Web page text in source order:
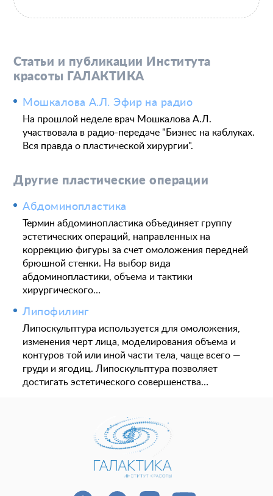
Статьи и публикации Института
красоты ГАЛАКТИКА
Мошкалова А.Л. Эфир на радио
На прошлой неделе врач Мошкалова А.Л.
участвовала в радио-передаче "Бизнес на каблуках.
Вся правда о пластической хирургии".
Другие пластические операции
Абдоминопластика
Термин абдоминопластика объединяет группу
эстетических операций, направленных на
коррекцию фигуры за счет омоложения передней
брюшной стенки. На выбор вида
абдоминопластики, объема и тактики
хирургического…
Липофилинг
Липоскульптура используется для омоложения,
изменения черт лица, моделирования объема и
контуров той или иной части тела, чаще всего —
груди и ягодиц. Липоскульптура позволяет
достигать эстетического совершенства…